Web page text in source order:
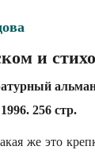
и
256 стр.
же это